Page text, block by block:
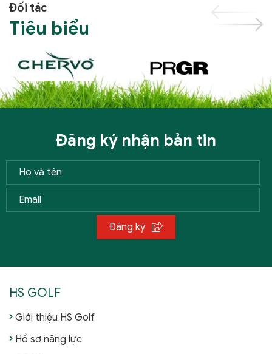
Đối tác
Tiêu biểu
Đăng ký nhận bản tin
Đăng ký
HS GOLF
Giới thiệu HS Golf
Hồ sơ năng lực